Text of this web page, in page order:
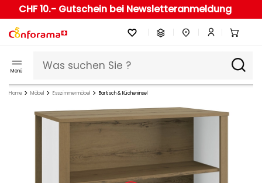
CHF 10.- Gutschein bei Newsletteranmeldung
Menü
Home Möbel Esszimmermöbel Bartisch & Kücheninsel